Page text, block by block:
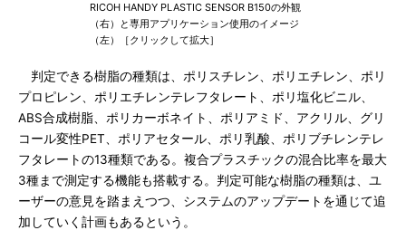
RICOH HANDY PLASTIC SENSOR B150の外観
（右）と専用アプリケーション使用のイメージ
（左）［クリックして拡大］
判定できる樹脂の種類は、ポリスチレン、ポリエチレン、ポリ
プロピレン、ポリエチレンテレフタレート、ポリ塩化ビニル、
ABS合成樹脂、ポリカーボネイト、ポリアミド、アクリル、グリ
コール変性PET、ポリアセタール、ポリ乳酸、ポリブチレンテレ
フタレートの13種類である。複合プラスチックの混合比率を最大
3種まで測定する機能も搭載する。判定可能な樹脂の種類は、ユ
ーザーの意見を踏まえつつ、システムのアップデートを通じて追
加していく計画もあるという。